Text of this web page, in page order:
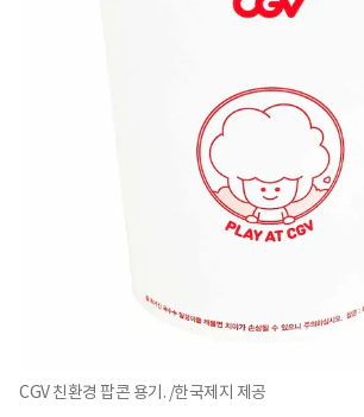
CGV 친환경 팝콘 용기. /한국제지 제공